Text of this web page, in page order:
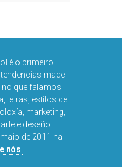
é o primeiro
made
no que falamos
letras, estilos de
marketing,
e deseño.
de 2011 na
nós